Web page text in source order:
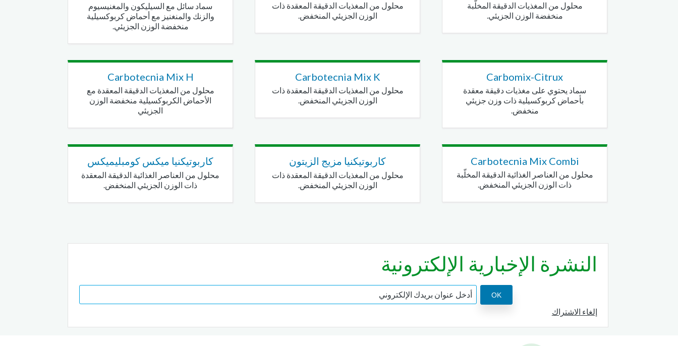
سماد سائل مع السيليكون والمغنيسيوم
والزنك والمنغنيز مع أحماض كربوكسيلية
منخفضة الوزن الجزيئي.
محلول من المغذيات الدقيقة المعقدة ذات
الوزن الجزيئي المنخفض.
محلول من المغذيات الدقيقة المخلّبة
منخفضة الوزن الجزيئي.
Carbotecnia Mix H
محلول من المغذيات الدقيقة المعقدة مع
الأحماض الكربوكسيلية منخفضة الوزن
الجزيئي
Carbotecnia Mix K
محلول من المغذيات الدقيقة المعقدة ذات
الوزن الجزيئي المنخفض.
Carbomix-Citrux
سماد يحتوي على مغذيات دقيقة معقدة
بأحماض كربوكسيلية ذات وزن جزيئي
منخفض.
كاربوتيكنيا ميكس كومبليميكس
محلول من العناصر الغذائية الدقيقة المعقدة
ذات الوزن الجزيئي المنخفض.
كاربوتيكنيا مزيج الزيتون
محلول من المغذيات الدقيقة المعقدة ذات
الوزن الجزيئي المنخفض.
Carbotecnia Mix Combi
محلول من العناصر الغذائية الدقيقة المخلّبة
ذات الوزن الجزيئي المنخفض.
النشرة الإخبارية الإلكترونية
إلغاء الاشتراك